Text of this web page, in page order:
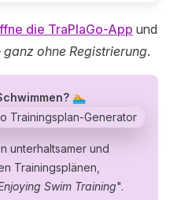
die TraPlaGo-App und
ganz ohne Registrierung.
🏊
unterhaltsamer und
Trainingsplänen,
Swim Training".